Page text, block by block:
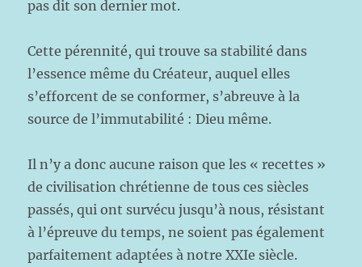
pas dit son dernier mot.
Cette pérennité, qui trouve sa stabilité dans
l’essence même du Créateur, auquel elles
s’efforcent de se conformer, s’abreuve à la
source de l’immutabilité : Dieu même.
Il n’y a donc aucune raison que les « recettes »
de civilisation chrétienne de tous ces siècles
passés, qui ont survécu jusqu’à nous, résistant
à l’épreuve du temps, ne soient pas également
parfaitement adaptées à notre XXIe siècle.